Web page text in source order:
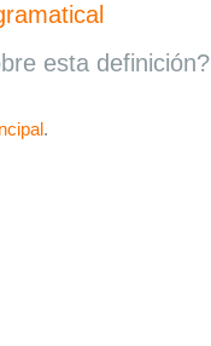
esta definición?
.